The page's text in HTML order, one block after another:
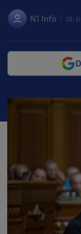
N1 Info 16.